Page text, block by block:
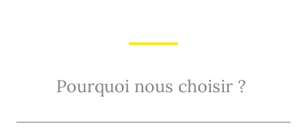
Pourquoi nous choisir ?